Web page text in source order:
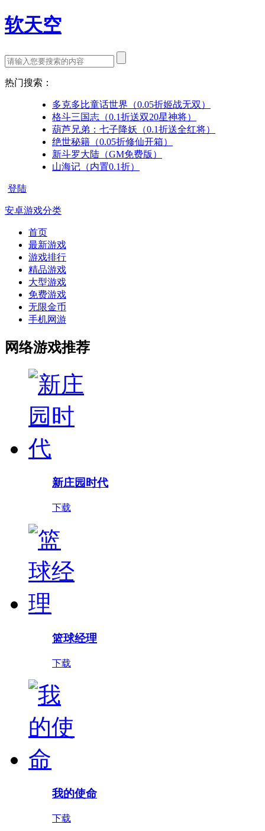
软天空
热门搜索：
多克多比童话世界（0.05折姬战无双）
格斗三国志（0.1折送双20星神将）
葫芦兄弟：七子降妖（0.1折送全红将）
绝世秘籍（0.05折修仙开箱）
新斗罗大陆（GM免费版）
山海记（内置0.1折）
登陆
安卓游戏分类
首页
最新游戏
游戏排行
精品游戏
大型游戏
免费游戏
无限金币
手机网游
网络游戏推荐
新庄园时代
下载
篮球经理
下载
我的使命
下载